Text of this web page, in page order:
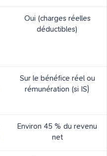
Oui (charges réelles
déductibles)
Sur le bénéfice réel ou
rémunération (si IS)
Environ 45 % du revenu
net